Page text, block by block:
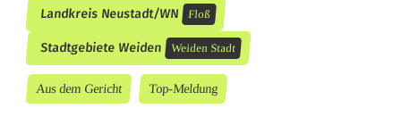
Landkreis Neustadt/WN Floß
Stadtgebiete Weiden Weiden Stadt
Aus dem Gericht Top-Meldung